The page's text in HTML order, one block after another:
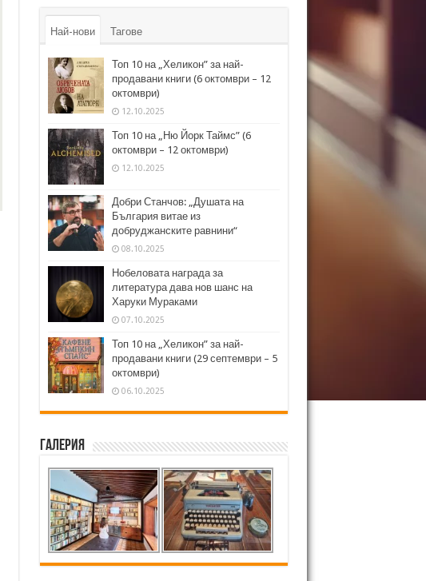
Най-нови Тагове
Топ 10 на „Хеликон” за най-
продавани книги (6 октомври – 12
октомври)
12.10.2025
Топ 10 на „Ню Йорк Таймс” (6
октомври – 12 октомври)
12.10.2025
Добри Станчов: „Душата на
България витае из
добруджанските равнини“
08.10.2025
Нобеловата награда за
литература дава нов шанс на
Харуки Мураками
07.10.2025
Топ 10 на „Хеликон” за най-
продавани книги (29 септември – 5
октомври)
06.10.2025
Галерия